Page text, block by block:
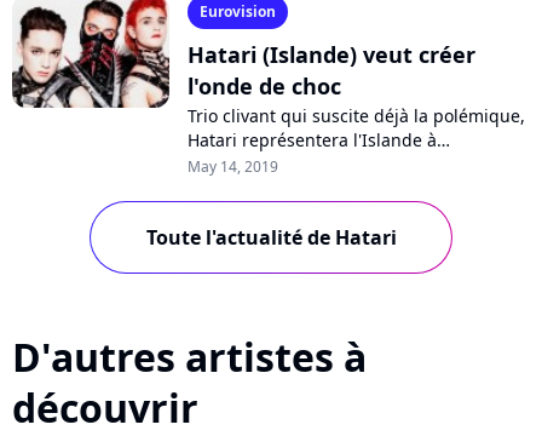
Eurovision
Hatari (Islande) veut créer
l'onde de choc
Trio clivant qui suscite déjà la polémique,
Hatari représentera l'Islande à
l'Eurovision 2019 avec sa chanson choc
May 14, 2019
Toute l'actualité de Hatari
D'autres artistes à
découvrir